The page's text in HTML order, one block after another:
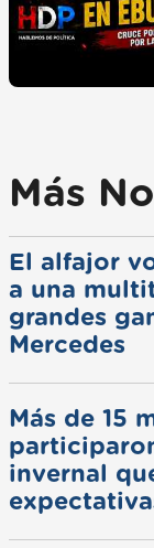
Más
El alfajor
a una
grandes
Mercedes
Más de 15
invernal